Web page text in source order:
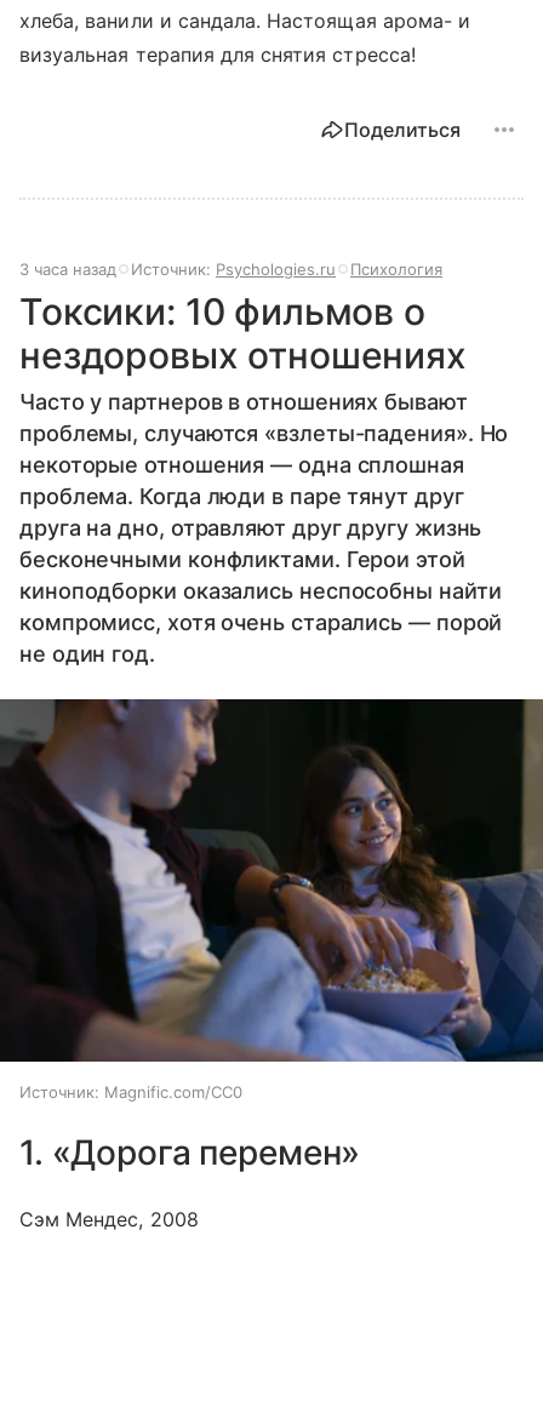
хлеба, ванили и сандала. Настоящая арома- и
визуальная терапия для снятия стресса!
Поделиться
3 часа назад Источник: Psychologies.ru Психология
Токсики: 10 фильмов о
нездоровых отношениях
Часто у партнеров в отношениях бывают
проблемы, случаются «взлеты-падения». Но
некоторые отношения — одна сплошная
проблема. Когда люди в паре тянут друг
друга на дно, отравляют друг другу жизнь
бесконечными конфликтами. Герои этой
киноподборки оказались неспособны найти
компромисс, хотя очень старались — порой
не один год.
Источник: Magnific.com/CC0
1. «Дорога перемен»
Сэм Мендес, 2008